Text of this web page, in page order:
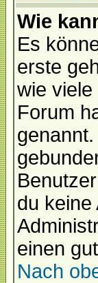
Wie
Es
erste
wie
Forum
du keine
einen
Nach